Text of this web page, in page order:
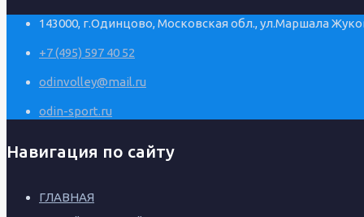
143000, г.Одинцово, Московская обл., ул.Маршала
+7 (495) 597 40 52
odinvolley@mail.ru
odin-sport.ru
Навигация по сайту
ГЛАВНАЯ